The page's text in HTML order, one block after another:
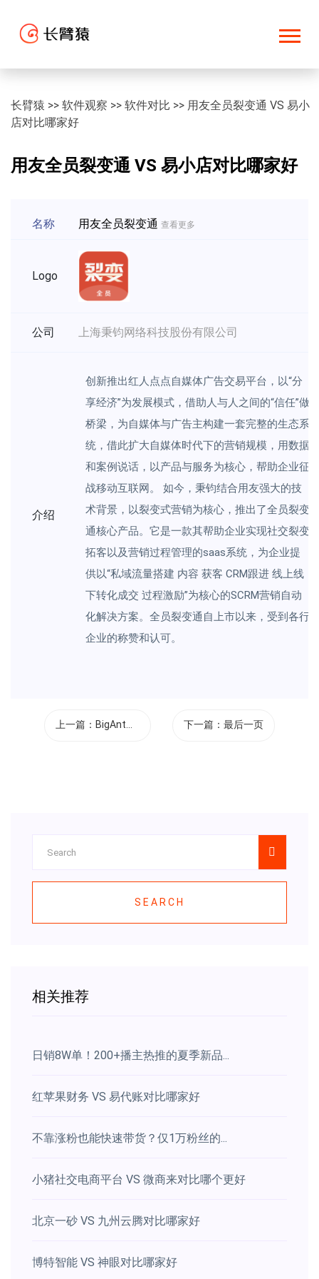
长臂猿 >> 软件观察 >> 软件对比 >> 用友全员裂变通 VS 易小
店对比哪家好
用友全员裂变通 VS 易小店对比哪家好
名称 用友全员裂变通 查看更多
Logo
公司 上海秉钧网络科技股份有限公司
介绍
创新推出红人点点自媒体广告交易平台，以“分
享经济”为发展模式，借助人与人之间的“信任”做
桥梁，为自媒体与广告主构建一套完整的生态系
统，借此扩大自媒体时代下的营销规模，用数据
和案例说话，以产品与服务为核心，帮助企业征
战移动互联网。 如今，秉钧结合用友强大的技
术背景，以裂变式营销为核心，推出了全员裂变
通核心产品。它是一款其帮助企业实现社交裂变
拓客以及营销过程管理的saas系统，为企业提
供以“私域流量搭建 内容 获客 CRM跟进 线上线
下转化成交 过程激励”为核心的SCRM营销自动
化解决方案。全员裂变通自上市以来，受到各行
企业的称赞和认可。
下一篇： 最后一页
上一篇： BigAnt（大...
SEARCH
相关推荐
日销8W单！200+播主热推的夏季新品...
红苹果财务 VS 易代账对比哪家好
不靠涨粉也能快速带货？仅1万粉丝的...
小猪社交电商平台 VS 微商来对比哪个更好
北京一砂 VS 九州云腾对比哪家好
博特智能 VS 神眼对比哪家好